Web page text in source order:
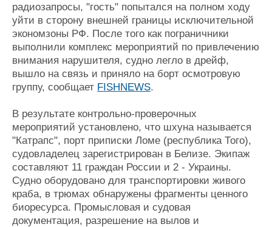
Конференции
Выставки и семинары
Личности
Флот
Галерея флота
Форум
Все службы
радиозапросы, "гость" попытался на полном ходу
уйти в сторону внешней границы исключительной
экономзоны РФ. После того как пограничники
выполнили комплекс мероприятий по привлечению
внимания нарушителя, судно легло в дрейф,
вышло на связь и приняло на борт осмотровую
группу, сообщает FISHNEWS.
В результате контрольно-проверочных
мероприятий установлено, что шхуна называется
"Катрапс", порт приписки Ломе (республика Того),
судовладелец зарегистрирован в Белизе. Экипаж
составляют 11 граждан России и 2 - Украины.
Судно оборудовано для транспортировки живого
краба, в трюмах обнаружены фрагменты ценного
биоресурса. Промысловая и судовая
документация, разрешение на вылов и